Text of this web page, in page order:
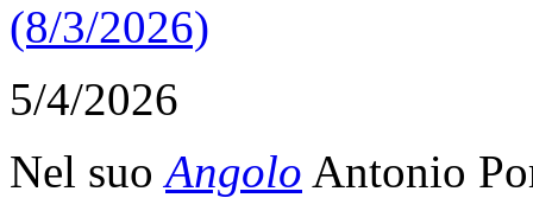
(8/3/2026)
5/4/2026
Nel suoAngolo Antonio